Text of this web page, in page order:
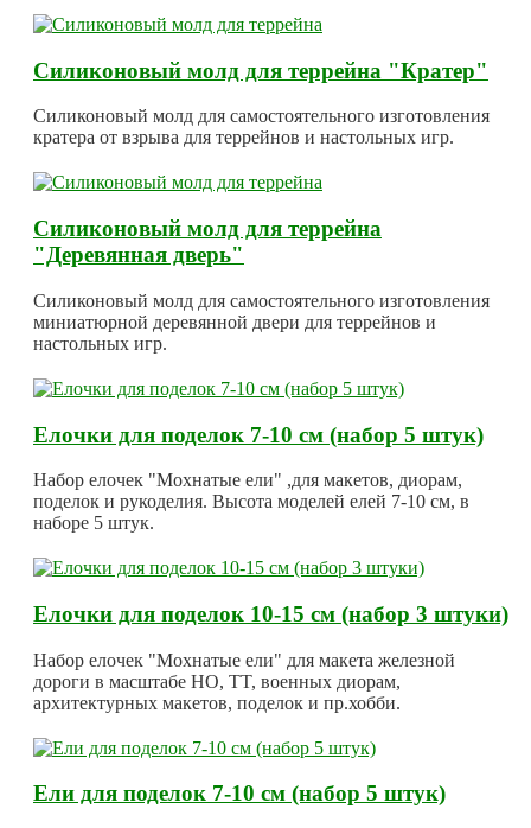
Силиконовый молд для террейна "Кратер"
Силиконовый молд для самостоятельного изготовления
кратера от взрыва для террейнов и настольных игр.
Силиконовый молд для террейна
"Деревянная дверь"
Силиконовый молд для самостоятельного изготовления
миниатюрной деревянной двери для террейнов и
настольных игр.
Елочки для поделок 7-10 см (набор 5 штук)
Набор елочек "Мохнатые ели" ,для макетов, диорам,
поделок и рукоделия. Высота моделей елей 7-10 см, в
наборе 5 штук.
Елочки для поделок 10-15 см (набор 3 штуки)
Набор елочек "Мохнатые ели" для макета железной
дороги в масштабе HO, TT, военных диорам,
архитектурных макетов, поделок и пр.хобби.
Ели для поделок 7-10 см (набор 5 штук)